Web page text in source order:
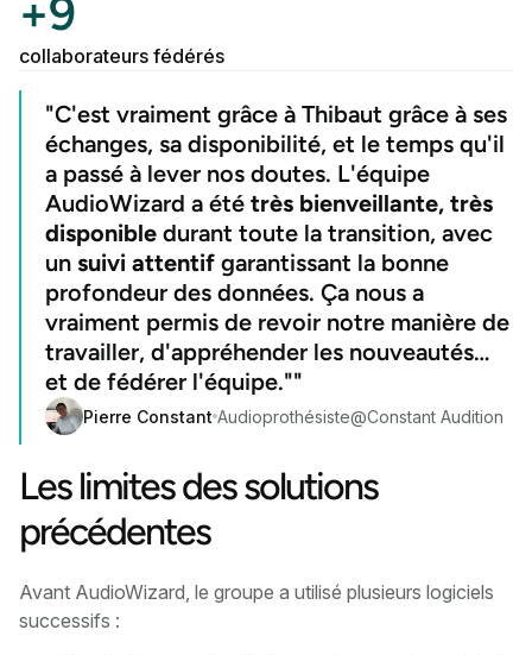
+9
collaborateurs fédérés
"C'est vraiment grâce à Thibaut grâce à ses
échanges, sa disponibilité, et le temps qu'il
a passé à lever nos doutes. L'équipe
AudioWizard a été très bienveillante, très
disponible durant toute la transition, avec
un suivi attentif garantissant la bonne
profondeur des données. Ça nous a
vraiment permis de revoir notre manière de
travailler, d'appréhender les nouveautés…
et de fédérer l'équipe.""
Pierre Constant Audioprothésiste@Constant Audition
Les limites des solutions
précédentes
Avant AudioWizard, le groupe a utilisé plusieurs logiciels
successifs :